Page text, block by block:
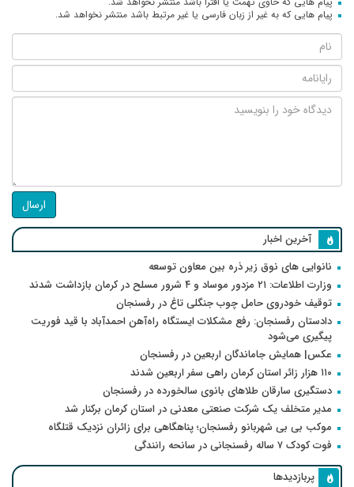
پیام هایی که به غیر از زبان فارسی یا غیر مرتبط باشد منتشر نخواهد شد.
ارسال
آخرین اخبار
نانوایی های نوق زیر ذره بین معاون توسعه
وزارت اطلاعات: ۲۱ مزدور موساد و ۴ شرور مسلح در کرمان بازداشت شدند
توقیف خودروی حامل چوب جنگلی تاغ در رفسنجان
دادستان رفسنجان: رفع مشکلات ایستگاه راه‌آهن احمدآباد با قید فوریت
پیگیری می‌شود
عکس| همایش جاماندگان اربعین در رفسنجان
۱۱۰ هزار زائر استان کرمان راهی سفر اربعین شدند
دستگیری سارقان طلاهای بانوی سالخورده در رفسنجان
مدیر متخلف یک شرکت صنعتی معدنی در استان کرمان برکنار شد
موکب بی بی شهربانو رفسنجان؛ پناهگاهی برای زائران نزدیک قتلگاه
فوت کودک ۷ ساله رفسنجانی در سانحه رانندگی
پربازدیدها